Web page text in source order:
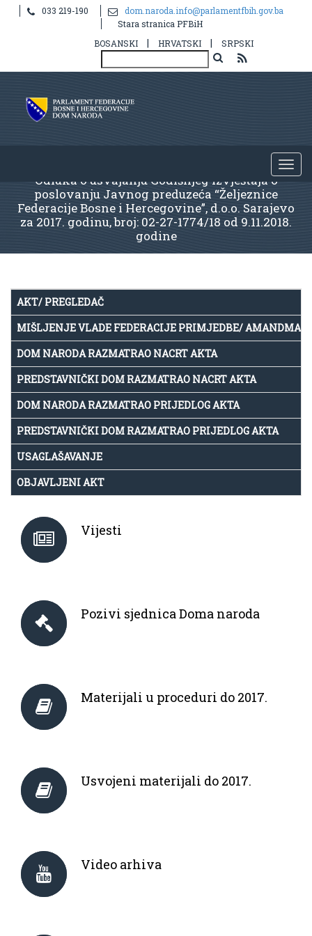
033 219-190
dom.naroda.info@parlamentfbih.gov.ba
Stara stranica PFBiH
BOSANSKI
| HRVATSKI | SRPSKI
Odluka o usvajanju Godišnjeg Izvještaja o
poslovanju Javnog preduzeća “Željeznice
Federacije Bosne i Hercegovine”, d.o.o. Sarajevo
za 2017. godinu, broj: 02-27-1774/18 od 9.11.2018.
godine
AKT/ PREGLEDAČ
MIŠLJENJE VLADE FEDERACIJE PRIMJEDBE/
DOM NARODA RAZMATRAO NACRT AKTA
PREDSTAVNIČKI DOM RAZMATRAO NACRT AKTA
DOM NARODA RAZMATRAO PRIJEDLOG AKTA
PREDSTAVNIČKI DOM RAZMATRAO PRIJEDLOG AKTA
USAGLAŠAVANJE
OBJAVLJENI AKT
Vijesti
Pozivi sjednica Doma naroda
Materijali u proceduri do 2017.
Usvojeni materijali do 2017.
Video arhiva